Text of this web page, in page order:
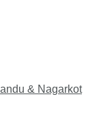
& Nagarkot